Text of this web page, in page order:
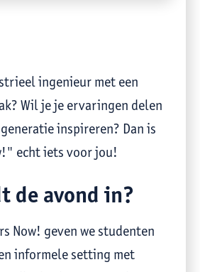
ingenieur met een
Wil je je ervaringen delen
inspireren? Dan is
echt iets voor jou!
de avond in?
Now! geven we studenten
informele setting met